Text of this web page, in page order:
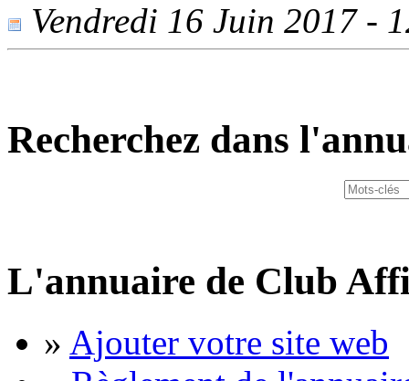
Vendredi 16 Juin 2017 -
Recherchez dans
L'annuaire de Club
» Ajouter votre site web